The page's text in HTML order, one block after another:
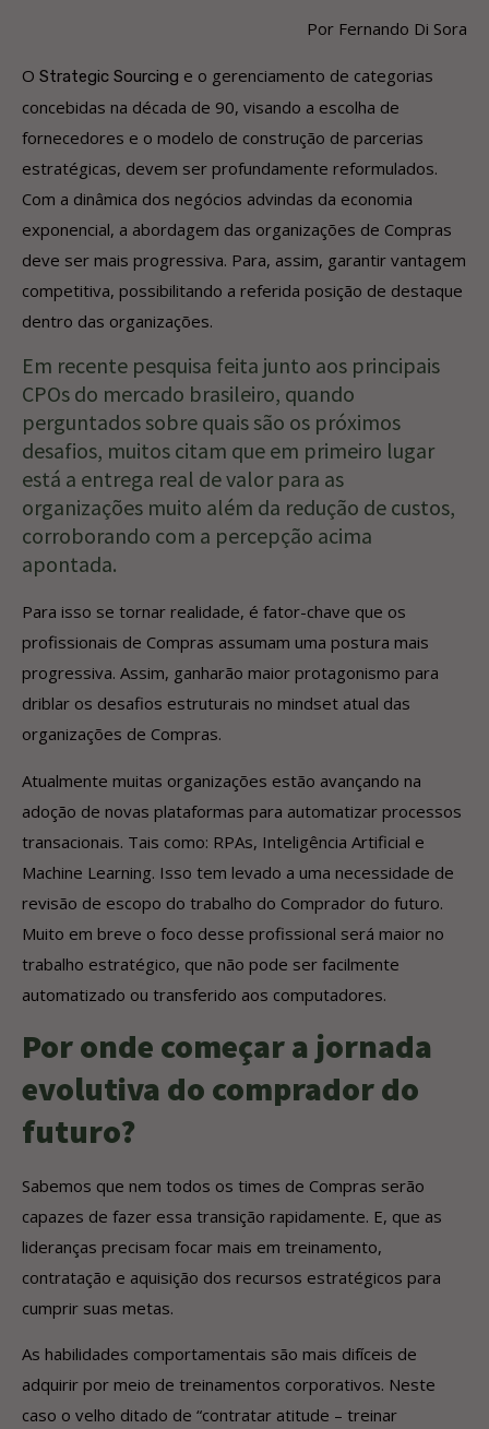
Por Fernando Di Sora
O Strategic Sourcing e o gerenciamento de categorias
concebidas na década de 90, visando a escolha de
fornecedores e o modelo de construção de parcerias
estratégicas, devem ser profundamente reformulados.
Com a dinâmica dos negócios advindas da economia
exponencial, a abordagem das organizações de Compras
deve ser mais progressiva. Para, assim, garantir vantagem
competitiva, possibilitando a referida posição de destaque
dentro das organizações.
Em recente pesquisa feita junto aos principais
CPOs do mercado brasileiro, quando
perguntados sobre quais são os próximos
desafios, muitos citam que em primeiro lugar
está a entrega real de valor para as
organizações muito além da redução de custos,
corroborando com a percepção acima
apontada.
Para isso se tornar realidade, é fator-chave que os
profissionais de Compras assumam uma postura mais
progressiva. Assim, ganharão maior protagonismo para
driblar os desafios estruturais no mindset atual das
organizações de Compras.
Atualmente muitas organizações estão avançando na
adoção de novas plataformas para automatizar processos
transacionais. Tais como: RPAs, Inteligência Artificial e
Machine Learning. Isso tem levado a uma necessidade de
revisão de escopo do trabalho do Comprador do futuro.
Muito em breve o foco desse profissional será maior no
trabalho estratégico, que não pode ser facilmente
automatizado ou transferido aos computadores.
Por onde começar a jornada
evolutiva do comprador do
futuro?
Sabemos que nem todos os times de Compras serão
capazes de fazer essa transição rapidamente. E, que as
lideranças precisam focar mais em treinamento,
contratação e aquisição dos recursos estratégicos para
cumprir suas metas.
As habilidades comportamentais são mais difíceis de
adquirir por meio de treinamentos corporativos. Neste
caso o velho ditado de “contratar atitude – treinar